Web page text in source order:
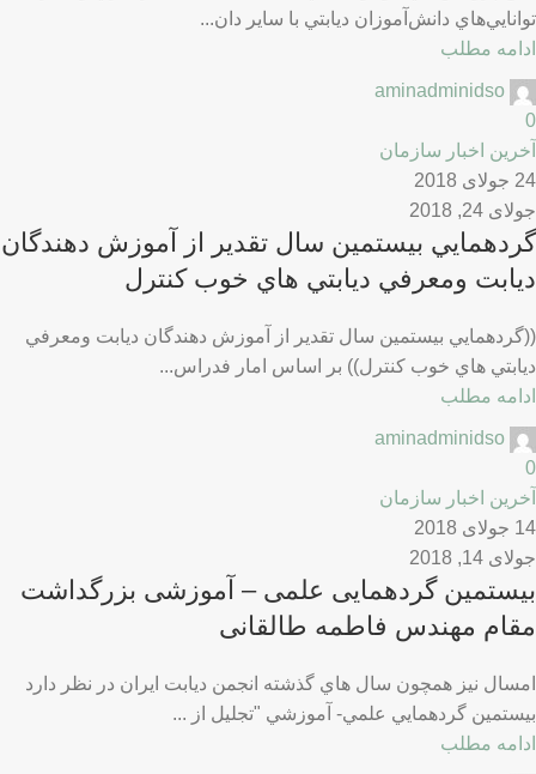
توانايي‌هاي دانش‌آموزان ديابتي با ساير دان...
ادامه مطلب
aminadminidso
0
آخرین اخبار سازمان
24 جولای 2018
جولای 24, 2018
گردهمايي بيستمين سال تقدير از آموزش دهندگان
ديابت ومعرفي ديابتي هاي خوب كنترل
((گردهمايي بيستمين سال تقدير از آموزش دهندگان ديابت ومعرفي
ديابتي هاي خوب كنترل)) بر اساس امار فدراس...
ادامه مطلب
aminadminidso
0
آخرین اخبار سازمان
14 جولای 2018
جولای 14, 2018
بیستمین گردهمایی علمی – آموزشی بزرگداشت
مقام مهندس فاطمه طالقانی
امسال نيز همچون سال هاي گذشته انجمن ديابت ايران در نظر دارد
بیستمین گردهمايي علمي- آموزشي "تجلیل از ...
ادامه مطلب